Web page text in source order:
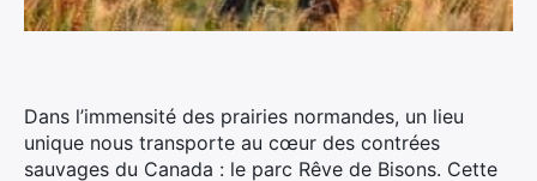
Dans l’immensité des prairies normandes, un lieu
unique nous transporte au cœur des contrées
sauvages du Canada : le parc Rêve de Bisons. Cette